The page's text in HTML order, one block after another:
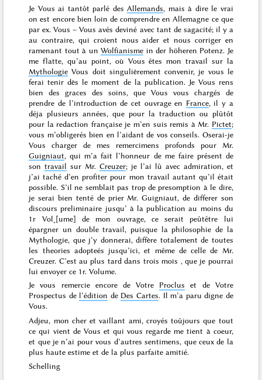
Je Vous ai tantôt parlé desAllemands, mais à dire le vrai
on est encore bien loin de comprendre en Allemagne ce que
par ex. Vous – Vous avés deviné avec tant de sagacité; il y a
au contraire, qui croient nous aider et nous corriger en
ramenant tout à unWolfianisme in der höheren Potenz. Je
me flatte, qu’au point, où Vous êtes mon travail sur la
Mythologie Vous doit singulièrement convenir, je vous le
ferai tenir dès le moment de la publication. Je Vous rens
bien des graces des soins, que Vous vous chargés de
prendre de l’introduction de cet ouvrage en France, il y a
déja plusieurs années, que pour la traduction ou plûtôt
pour la redaction française je m’en suis remis à Mr. Pictet;
vous m’obligerés bien en l’aidant de vos conseils. Oserai-je
Vous charger de mes remercimens profonds pour Mr.
Guigniaut, qui m’a fait l’honneur de me faire présent de
sontravail sur Mr.Creuzer; je l’ai lû avec admiration, et
j’ai taché d’en profiter pour mon travail autant qu’il était
possible. S’il ne semblait pas trop de presomption à le dire,
je serai bien tenté de prier Mr. Guigniaut, de differer son
discours preliminaire jusqu’ à la publication au moins du
1r Vol˖[ume] de mon ouvrage, ce serait peûtêtre lui
épargner un double travail, puisque la philosophie de la
Mythologie, que j’y donnerai, diffère totalement de toutes
les theories adopteés jusqu’ici, et même de celle de Mr.
Creuzer. C’estau plus tard dans trois mois , que je pourrai
lui envoyer ce 1r. Volume.
Je vous remercie encore de Votre Proclus et de Votre
Prospectus de l’édition de Des Cartes. Il m’a parudigne de
Vous.
Adjeu, mon cher et vaillant ami, croyés toûjours que tout
ce qui vient de Vous et qui vous regarde me tient à coeur,
et que je n’ai pour vous d’autres sentimens, que ceux de la
plus haute estime et de la plus parfaite amitié.
Schelling